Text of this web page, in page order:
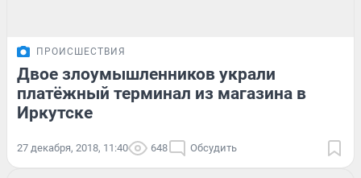
ПРОИСШЕСТВИЯ
Двое злоумышленников украли
платёжный терминал из магазина в
Иркутске
27 декабря, 2018, 11:40 648 Обсудить